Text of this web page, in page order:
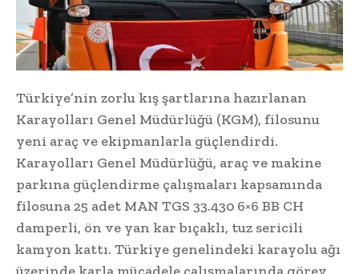
Türkiye’nin zorlu kış şartlarına hazırlanan
Karayolları Genel Müdürlüğü (KGM), filosunu
yeni araç ve ekipmanlarla güçlendirdi.
Karayolları Genel Müdürlüğü, araç ve makine
parkına güçlendirme çalışmaları kapsamında
filosuna 25 adet MAN TGS 33.430 6×6 BB CH
damperli, ön ve yan kar bıçaklı, tuz sericili
kamyon kattı. Türkiye genelindeki karayolu ağı